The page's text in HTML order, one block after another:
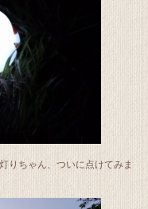
りちゃん、ついに点けてみま